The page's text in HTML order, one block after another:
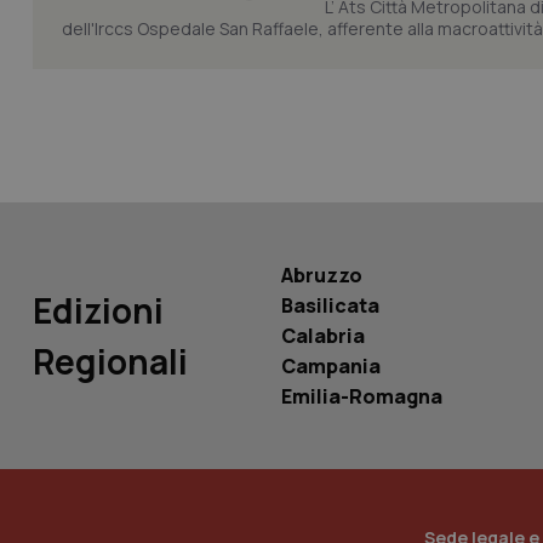
L’ Ats Città Metropolitana
dell'Irccs Ospedale San Raffaele, afferente alla
Edizioni
Regionali
Abruzzo
Basilicata
Calabria
Campania
Emilia-Romagna
Sede legale